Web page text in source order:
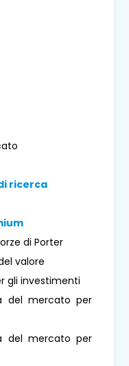
ricerca
di Porter
valore
gli investimenti
del mercato per
del mercato per